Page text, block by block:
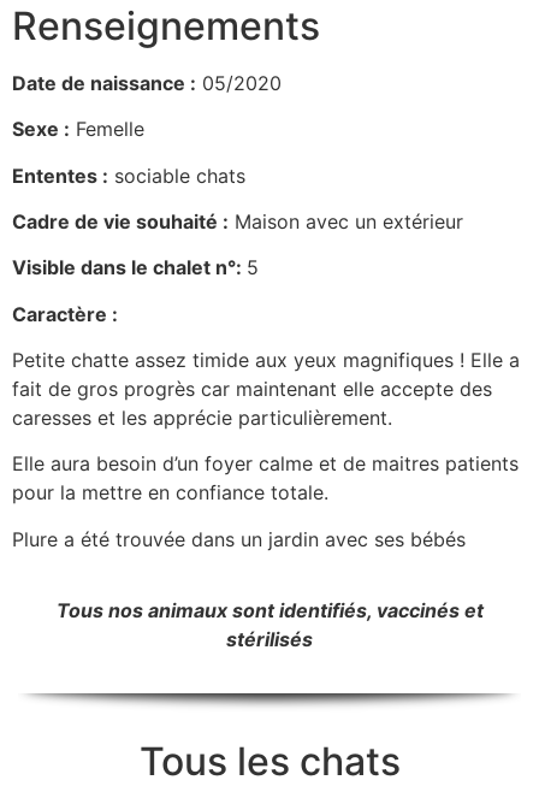
Renseignements
Date de naissance : 05/2020
Sexe : Femelle
Ententes : sociable chats
Cadre de vie souhaité : Maison avec un extérieur
Visible dans le chalet n°: 5
Caractère :
Petite chatte assez timide aux yeux magnifiques ! Elle a
fait de gros progrès car maintenant elle accepte des
caresses et les apprécie particulièrement.
Elle aura besoin d’un foyer calme et de maitres patients
pour la mettre en confiance totale.
Plure a été trouvée dans un jardin avec ses bébés
Tous nos animaux sont identifiés, vaccinés et
stérilisés
Tous les chats